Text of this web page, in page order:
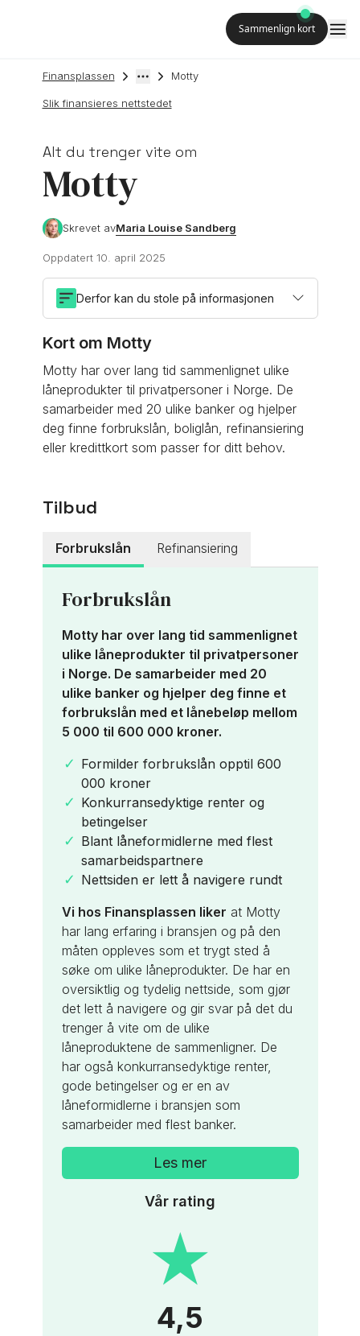
Sammenlign kort
Finansplassen Motty
Slik finansieres nettstedet
Alt du trenger vite om
Motty
Skrevet avMaria Louise Sandberg
Oppdatert 10. april 2025
Derfor kan du stole på informasjonen
Kort om Motty
Motty har over lang tid sammenlignet ulike
låneprodukter til privatpersoner i Norge. De
samarbeider med 20 ulike banker og hjelper
deg finne forbrukslån, boliglån, refinansiering
eller kredittkort som passer for ditt behov.
Tilbud
Forbrukslån Refinansiering
Forbrukslån
Motty har over lang tid sammenlignet
ulike låneprodukter til privatpersoner
i Norge. De samarbeider med 20
ulike banker og hjelper deg finne et
forbrukslån med et lånebeløp mellom
5 000 til 600 000 kroner.
Formilder forbrukslån opptil 600
000 kroner
Konkurransedyktige renter og
betingelser
Blant låneformidlerne med flest
samarbeidspartnere
Nettsiden er lett å navigere rundt
Vi hos Finansplassen liker at Motty
har lang erfaring i bransjen og på den
måten oppleves som et trygt sted å
søke om ulike låneprodukter. De har en
oversiktlig og tydelig nettside, som gjør
det lett å navigere og gir svar på det du
trenger å vite om de ulike
låneproduktene de sammenligner. De
har også konkurransedyktige renter,
gode betingelser og er en av
låneformidlerne i bransjen som
samarbeider med flest banker.
Les mer
Vår rating
★
★
4,5
Formilder refinansiering opptil 800
000 kroner
Konkurransedyktige renter og
betingelser
Blant låneformidlerne med flest
samarbeidspartnere
Nettsiden er lett å navigere rundt
Vi hos Finansplassen liker at Motty
har lang erfaring i bransjen og på den
måten oppleves som et trygt sted å
søke om ulike låneprodukter. De har en
oversiktlig og tydelig nettside, som gjør
det lett å navigere og gir svar på det du
trenger å vite om de ulike
låneproduktene de sammenligner. De
har også konkurransedyktige renter,
gode betingelser og er en av
låneformidlerne i bransjen som
samarbeider med flest banker.
Les mer
★
★
4,5